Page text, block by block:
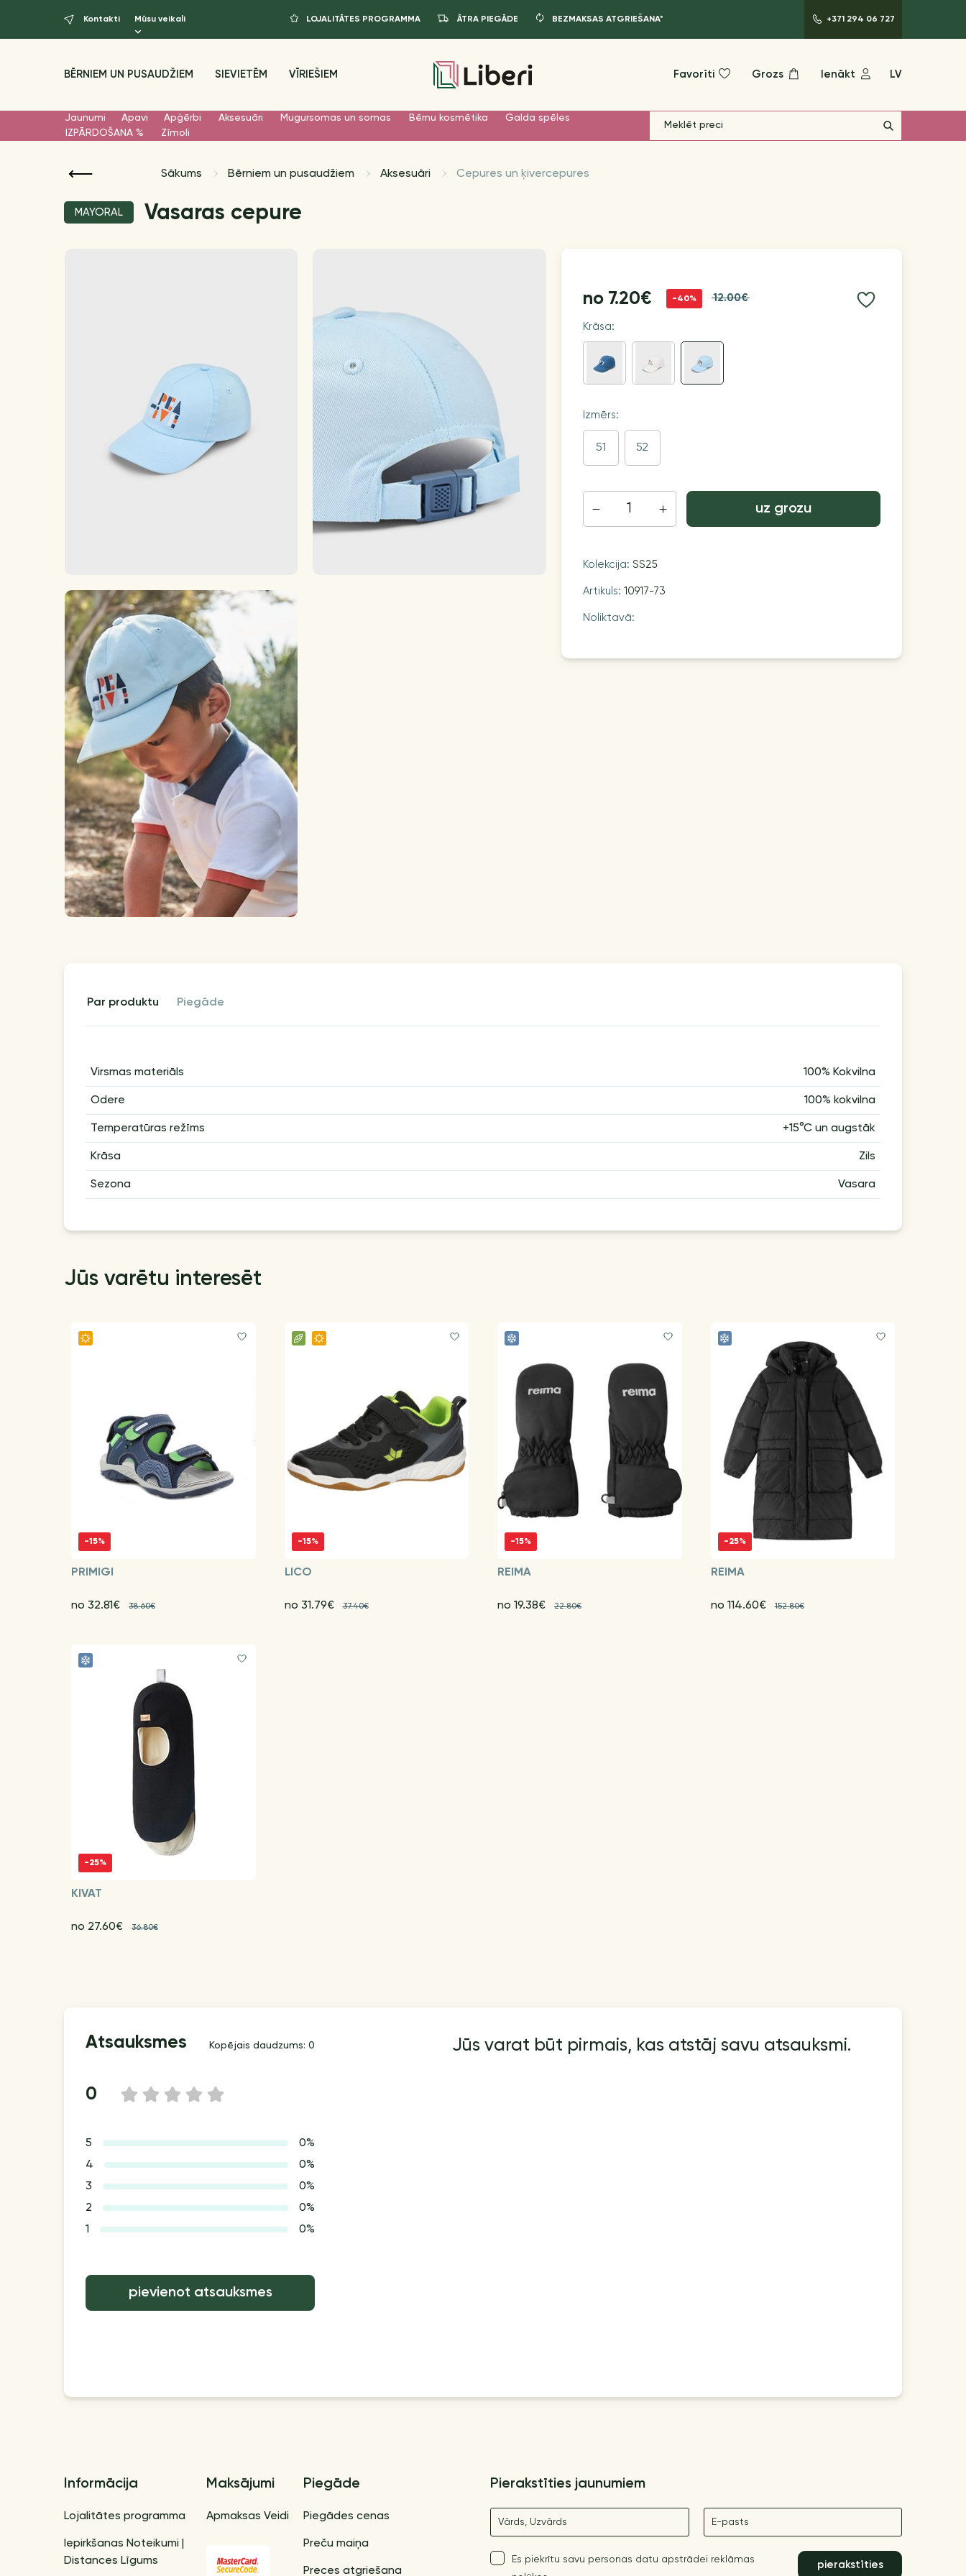
Kontakti Mūsu veikali LOJALITĀTES PROGRAMMA ĀTRA PIEGĀDE BEZMAKSAS ATGRIEŠANA* +371 294 06 727
BĒRNIEM UN PUSAUDŽIEM SIEVIETĒM VĪRIEŠIEM Favorīti Grozs Ienākt LV
Jaunumi Apavi Apģērbi Aksesuāri Mugursomas un somas Bērnu kosmētika
Galda spēles
IZPĀRDOŠANA %
Zīmoli
Sākums Bērniem un pusaudžiem Aksesuāri Cepures un ķivercepures
MAYORAL Vasaras cepure
no 7.20€ -40% 12.00€
Krāsa:
Izmērs:
51 52
uz grozu
Kolekcija: SS25
Artikuls: 10917-73
Noliktavā:
par produktu piegāde
Virsmas materiāls 100% Kokvilna
Odere 100% kokvilna
Temperatūras režīms +15°C un augstāk
Krāsa Zils
Sezona Vasara
Jūs varētu interesēt
-15%
PRIMIGI
no 32.81€ 38.60€
-15%
LICO
no 31.79€ 37.40€
-15%
REIMA
no 19.38€ 22.80€
-25%
REIMA
no 114.60€ 152.80€
-25%
KIVAT
no 27.60€ 36.80€
Atsauksmes Kopējais daudzums: 0
0 5
4
3
2
1
5
0%
4
0%
3
0%
2
0%
1
0%
pievienot atsauksmes
Jūs varat būt pirmais, kas atstāj savu atsauksmi.
Informācija
Lojalitātes programma
Iepirkšanas Noteikumi |
Distances Līgums
Maksājumi
Apmaksas Veidi
Piegāde
Piegādes cenas
Preču maiņa
Preces atgriešana
Pierakstīties jaunumiem
Nosaukums E-pasts
Es piekrītu savu personas datu apstrādei reklāmas
pierakstīties